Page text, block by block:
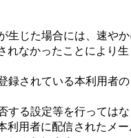
⽣じた場合には、速や
なかったことにより
録されている本利⽤者
する設定等を⾏っては
⽤者に配信されたメ